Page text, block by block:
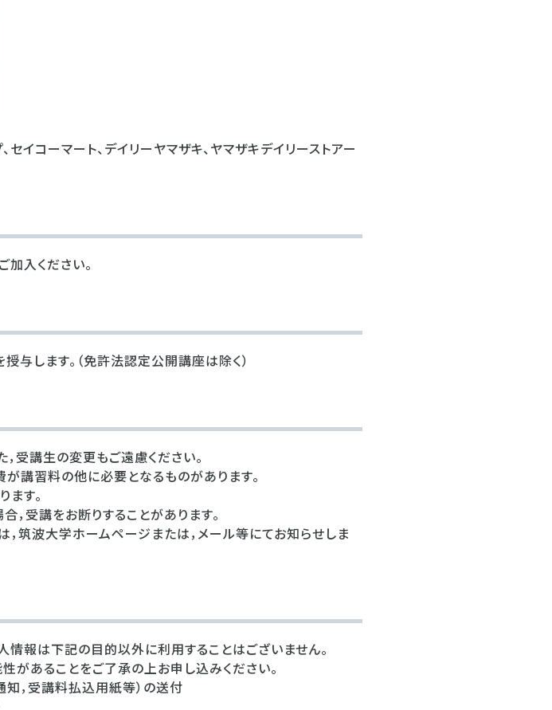
セイコーマート、デイリーヤマザキ、ヤマザキデイリーストアー
入ください。
します。（免許法認定公開講座は除く）
受講生の変更もご遠慮ください。
が講習料の他に必要となるものがあります。
す。
受講をお断りすることがあります。
筑波大学ホームページまたは，メール等にてお知らせしま
報は下記の目的以外に利用することはございません。
があることをご了承の上お申し込みください。
，受講料払込用紙等）の送付